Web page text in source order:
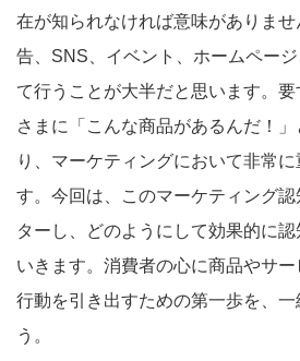
在が知られなければ意味がありま
告、SNS、イベント、ホームペー
て行うことが大半だと思います。
さまに「こんな商品があるんだ！
り、マーケティングにおいて非常
す。今回は、このマーケティング
ターし、どのようにして効果的に
いきます。消費者の心に商品やサ
行動を引き出すための第一歩を、一
う。